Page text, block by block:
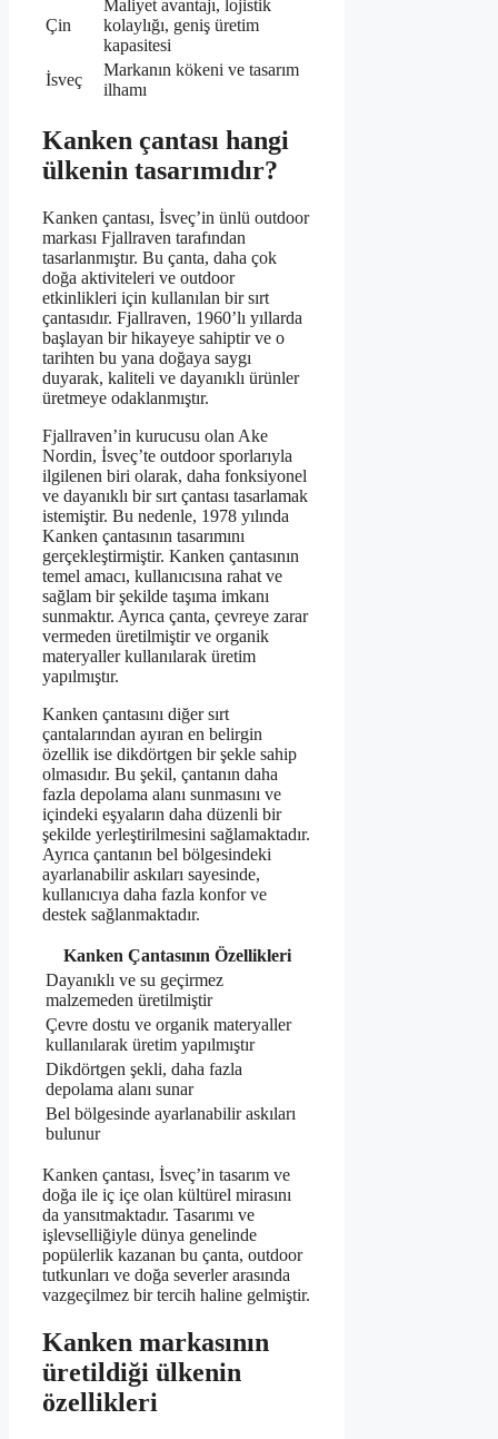
Çin
Maliyet avantajı, lojistik
kolaylığı, geniş üretim
kapasitesi
İsveç
Markanın kökeni ve tasarım
ilhamı
Kanken çantası hangi
ülkenin tasarımıdır?
Kanken çantası, İsveç’in ünlü outdoor
markası Fjallraven tarafından
tasarlanmıştır. Bu çanta, daha çok
doğa aktiviteleri ve outdoor
etkinlikleri için kullanılan bir sırt
çantasıdır. Fjallraven, 1960’lı yıllarda
başlayan bir hikayeye sahiptir ve o
tarihten bu yana doğaya saygı
duyarak, kaliteli ve dayanıklı ürünler
üretmeye odaklanmıştır.
Fjallraven’in kurucusu olan Ake
Nordin, İsveç’te outdoor sporlarıyla
ilgilenen biri olarak, daha fonksiyonel
ve dayanıklı bir sırt çantası tasarlamak
istemiştir. Bu nedenle, 1978 yılında
Kanken çantasının tasarımını
gerçekleştirmiştir. Kanken çantasının
temel amacı, kullanıcısına rahat ve
sağlam bir şekilde taşıma imkanı
sunmaktır. Ayrıca çanta, çevreye zarar
vermeden üretilmiştir ve organik
materyaller kullanılarak üretim
yapılmıştır.
Kanken çantasını diğer sırt
çantalarından ayıran en belirgin
özellik ise dikdörtgen bir şekle sahip
olmasıdır. Bu şekil, çantanın daha
fazla depolama alanı sunmasını ve
içindeki eşyaların daha düzenli bir
şekilde yerleştirilmesini sağlamaktadır.
Ayrıca çantanın bel bölgesindeki
ayarlanabilir askıları sayesinde,
kullanıcıya daha fazla konfor ve
destek sağlanmaktadır.
Kanken Çantasının Özellikleri
Dayanıklı ve su geçirmez
malzemeden üretilmiştir
Çevre dostu ve organik materyaller
kullanılarak üretim yapılmıştır
Dikdörtgen şekli, daha fazla
depolama alanı sunar
Bel bölgesinde ayarlanabilir askıları
bulunur
Kanken çantası, İsveç’in tasarım ve
doğa ile iç içe olan kültürel mirasını
da yansıtmaktadır. Tasarımı ve
işlevselliğiyle dünya genelinde
popülerlik kazanan bu çanta, outdoor
tutkunları ve doğa severler arasında
vazgeçilmez bir tercih haline gelmiştir.
Kanken markasının
üretildiği ülkenin
özellikleri